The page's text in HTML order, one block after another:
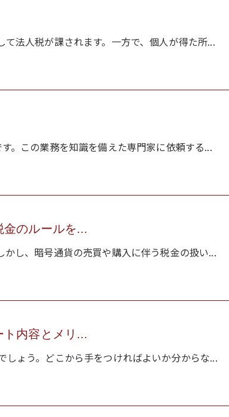
法人税が課されます。一方で、個人が得た所...
。この業務を知識を備えた専門家に依頼する...
のルールを...
し、暗号通貨の売買や購入に伴う税金の扱い...
内容とメリ...
ょう。どこから手をつければよいか分からな...